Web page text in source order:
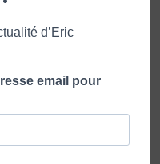
d’Eric
email pour